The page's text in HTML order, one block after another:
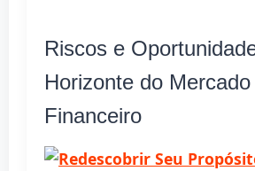
Riscos e
Horizonte do Mercado
Financeiro